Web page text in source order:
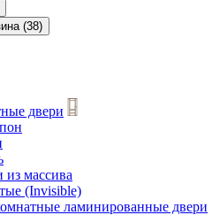
(38)
двери
из массива
(Invisible)
ламинированные двери